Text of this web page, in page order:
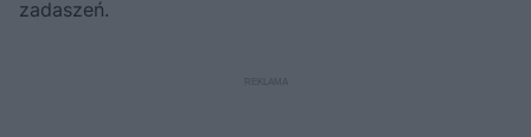
zadaszeń.